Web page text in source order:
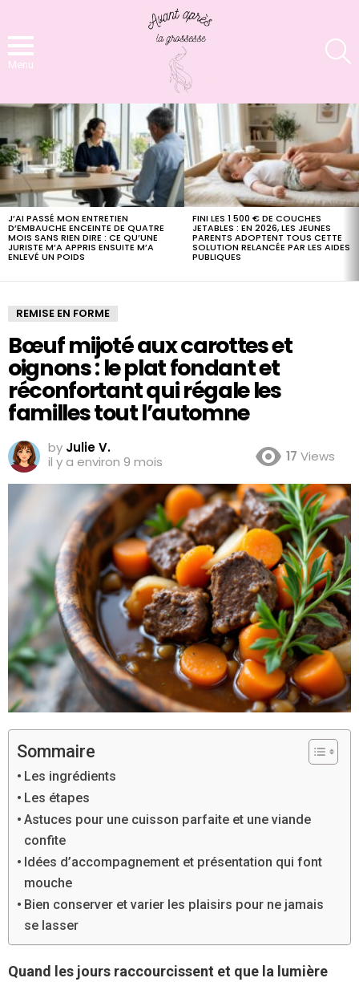
Menu
LATEST
STORIES
J’AI PASSÉ MON ENTRETIEN
D’EMBAUCHE ENCEINTE DE QUATRE
MOIS SANS RIEN DIRE : CE QU’UNE
JURISTE M’A APPRIS ENSUITE M’A
ENLEVÉ UN POIDS
FINI LES 1 500 € DE COUCHES
JETABLES : EN 2026, LES JEUNES
PARENTS ADOPTENT TOUS CETTE
SOLUTION RELANCÉE PAR LES AIDES
PUBLIQUES
REMISE EN FORME
Bœuf mijoté aux carottes et
oignons : le plat fondant et
réconfortant qui régale les
familles tout l’automne
by Julie V.
il y a environ 9 mois
17 Views
Sommaire
Les ingrédients
Les étapes
Astuces pour une cuisson parfaite et une viande
confite
Idées d’accompagnement et présentation qui font
mouche
Bien conserver et varier les plaisirs pour ne jamais
se lasser
Quand les jours raccourcissent et que la lumière